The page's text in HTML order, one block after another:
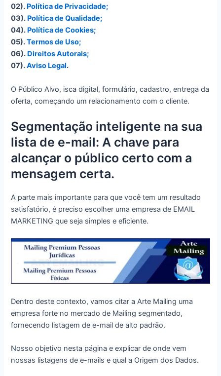
02). Política de Privacidade;
03). Política de Qualidade;
04). Política de Cookies;
05).Termos de Uso;
06). Direitos Autorais;
07).Aviso Legal.
O Público Alvo, isca digital, formulário, cadastro, entrega da
oferta, começando um relacionamento com o cliente.
Segmentação inteligente na sua
lista de e-mail: A chave para
alcançar o público certo com a
mensagem certa.
A parte mais importante para que você tem um resultado
satisfatório, é preciso escolher uma empresa de EMAIL
MARKETING que seja simples e eficiente.
Dentro deste contexto, vamos citar a Arte Mailing uma
empresa forte no mercado de Mailing segmentado,
fornecendo listagem de e-mail de alto padrão.
Nosso objetivo nesta página e explicar de onde vem
nossas listagens de e-mails e qual a Origem dos Dados.